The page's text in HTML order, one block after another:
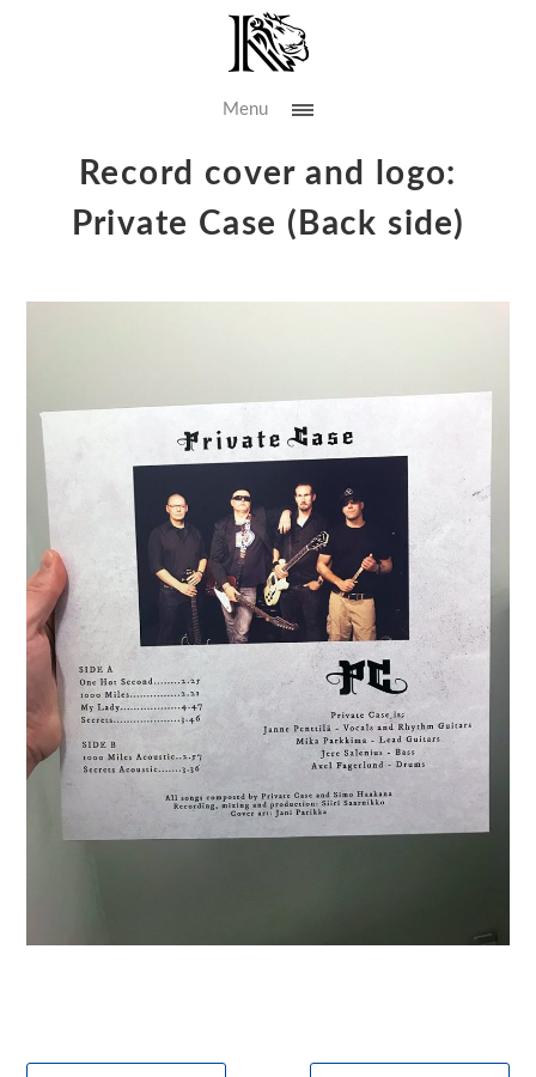
Menu
Record cover and logo:
Private Case (Back side)